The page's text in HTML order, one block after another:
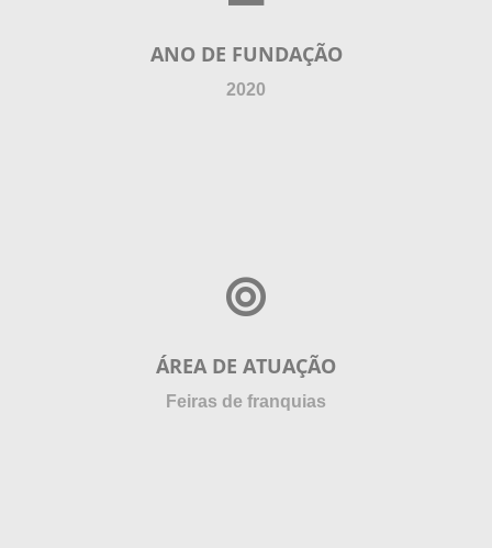
ANO DE FUNDAÇÃO
2020
ÁREA DE ATUAÇÃO
Feiras de franquias